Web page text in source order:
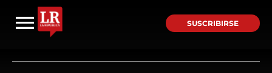
SUSCRIBIRSE